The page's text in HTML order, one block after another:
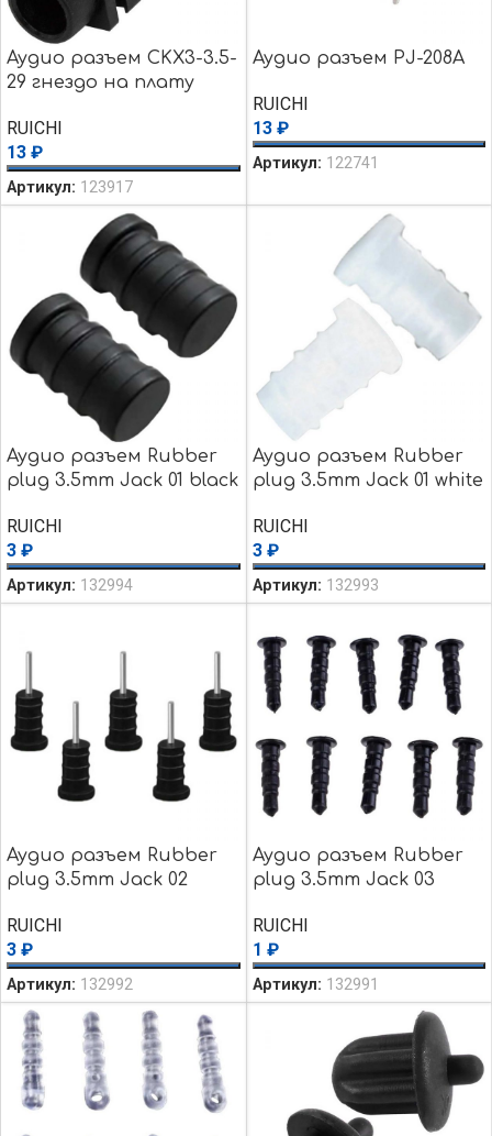
Аудио разъем CKX3-3.5-
29 гнездо на плату
RUICHI
13 ₽
Артикул: 123917
Аудио разъем PJ-208A
RUICHI
13 ₽
Артикул: 122741
Аудио разъем Rubber
plug 3.5mm Jack 01 black
RUICHI
3 ₽
Артикул: 132994
Аудио разъем Rubber
plug 3.5mm Jack 01 white
RUICHI
3 ₽
Артикул: 132993
Аудио разъем Rubber
plug 3.5mm Jack 02
RUICHI
3 ₽
Артикул: 132992
Аудио разъем Rubber
plug 3.5mm Jack 03
RUICHI
1 ₽
Артикул: 132991